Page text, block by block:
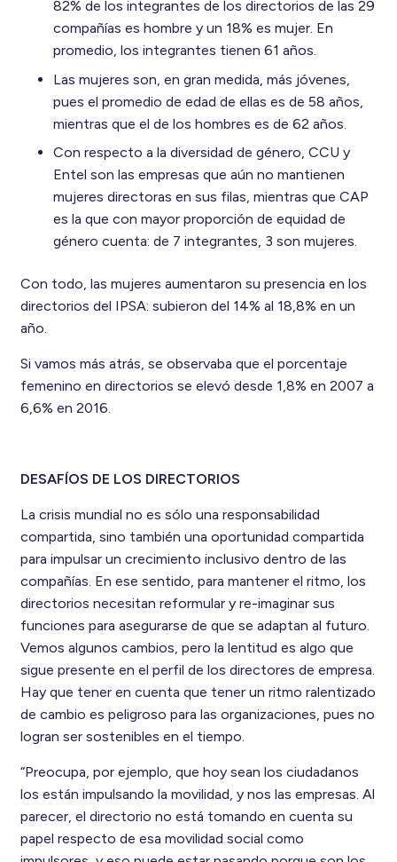
82% de los integrantes de los directorios de las 29
compañías es hombre y un 18% es mujer. En
promedio, los integrantes tienen 61 años.
Las mujeres son, en gran medida, más jóvenes,
pues el promedio de edad de ellas es de 58 años,
mientras que el de los hombres es de 62 años.
Con respecto a la diversidad de género, CCU y
Entel son las empresas que aún no mantienen
mujeres directoras en sus filas, mientras que CAP
es la que con mayor proporción de equidad de
género cuenta: de 7 integrantes, 3 son mujeres.
Con todo, las mujeres aumentaron su presencia en los
directorios del IPSA: subieron del 14% al 18,8% en un
año.
Si vamos más atrás, se observaba que el porcentaje
femenino en directorios se elevó desde 1,8% en 2007 a
6,6% en 2016.
DESAFÍOS DE LOS DIRECTORIOS
La crisis mundial no es sólo una responsabilidad
compartida, sino también una oportunidad compartida
para impulsar un crecimiento inclusivo dentro de las
compañías. En ese sentido, para mantener el ritmo, los
directorios necesitan reformular y re-imaginar sus
funciones para asegurarse de que se adaptan al futuro.
Vemos algunos cambios, pero la lentitud es algo que
sigue presente en el perfil de los directores de empresa.
Hay que tener en cuenta que tener un ritmo ralentizado
de cambio es peligroso para las organizaciones, pues no
logran ser sostenibles en el tiempo.
“Preocupa, por ejemplo, que hoy sean los ciudadanos
los están impulsando la movilidad, y nos las empresas. Al
parecer, el directorio no está tomando en cuenta su
papel respecto de esa movilidad social como